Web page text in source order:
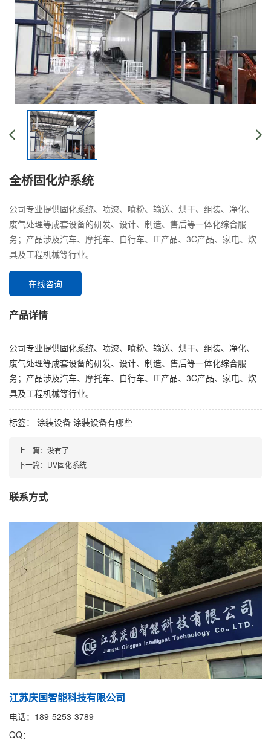
全桥固化炉系统
公司专业提供固化系统、喷漆、喷粉、输送、烘干、组装、净化、
废气处理等成套设备的研发、设计、制造、售后等一体化综合服
务；产品涉及汽车、摩托车、自行车、IT产品、3C产品、家电、炊
具及工程机械等行业。
在线咨询
产品详情
公司专业提供固化系统、喷漆、喷粉、输送、烘干、组装、净化、
废气处理等成套设备的研发、设计、制造、售后等一体化综合服
务；产品涉及汽车、摩托车、自行车、IT产品、3C产品、家电、炊
具及工程机械等行业。
标签： 涂装设备 涂装设备有哪些
上一篇： 没有了
下一篇： UV固化系统
联系方式
江苏庆国智能科技有限公司
电话：189-5253-3789
QQ：